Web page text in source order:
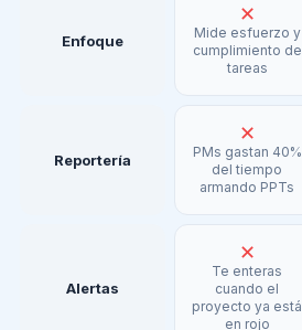
Enfoque
✕
Mide esfuerzo y
cumplimiento de
tareas
Reportería
✕
PMs gastan 40%
del tiempo
armando PPTs
Alertas
✕
Te enteras
cuando el
proyecto ya está
en rojo